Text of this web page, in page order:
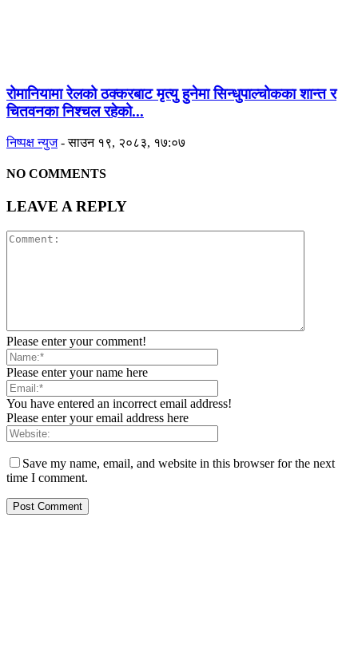
रोमानियामा रेलको ठक्करबाट मृत्यु हुनेमा सिन्धुपाल्चोकका शान्त र
चितवनका निश्चल रहेको...
निष्पक्ष न्युज - साउन १९, २०८३, १७:०७
NO COMMENTS
LEAVE A REPLY
Please enter your comment!
Please enter your name here
You have entered an incorrect email address!
Please enter your email address here
Save my name, email, and website in this browser for the next
time I comment.